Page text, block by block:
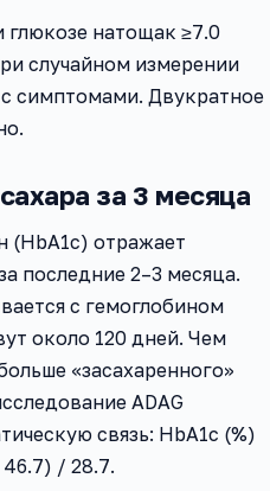
глюкозе натощак ≥7.0
случайном измерении
симптомами. Двукратное
за 3 месяца
(HbA1c) отражает
последние 2–3 месяца.
с гемоглобином
около 120 дней. Чем
«засахаренного»
ADAG
связь: HbA1c (%)
/ 28.7.